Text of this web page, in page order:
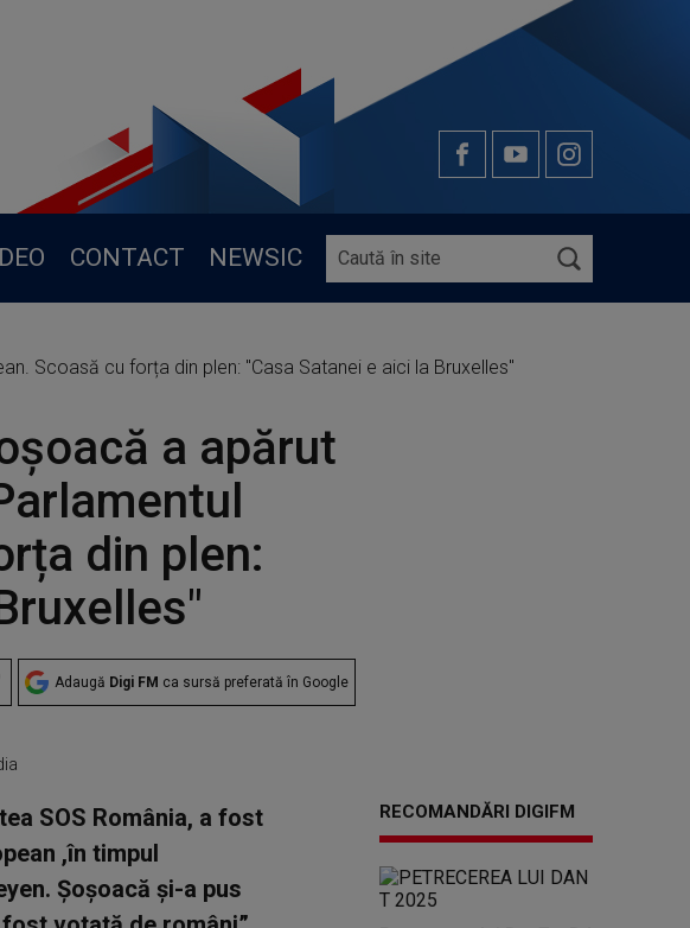
CONTACT NEWSIC
Scoasă cu forța din plen: "Casa Satanei e aici la Bruxelles"
a apărut
din plen:
Adaugă Digi FM ca sursă preferată în Google
SOS România, a fost
,în timpul
Şoşoacă şi-a pus
RECOMANDĂRI DIGIFM